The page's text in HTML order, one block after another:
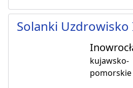
Solanki Uzdrowisko
kujawsko-
pomorskie